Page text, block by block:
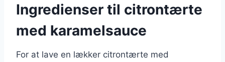
Ingredienser til citrontærte
med karamelsauce
For at lave en lækker citrontærte med